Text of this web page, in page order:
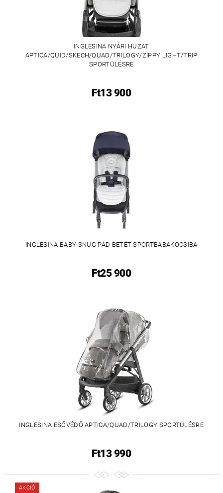
INGLESINA NYÁRI HUZAT
APTICA/QUID/SKECH/QUAD/TRILOGY/ZIPPY LIGHT/TRIP
SPORTÜLÉSRE
Ft13 900
INGLESINA BABY SNUG PAD BETÉT SPORTBABAKOCSIBA
Ft25 900
INGLESINA ESŐVÉDŐ APTICA/QUAD/TRILOGY SPORTÜLÉSRE
Ft13 990
AKCIÓ